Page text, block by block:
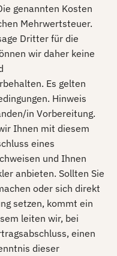
genannten Kosten
Mehrwertsteuer.
Dritter für die
wir daher keine
Es gelten
Hinweis
in Vorbereitung.
Ihnen mit diesem
eines
und Ihnen
anbieten. Sollten Sie
oder sich direkt
setzen, kommt ein
leiten wir, bei
einen
dieser